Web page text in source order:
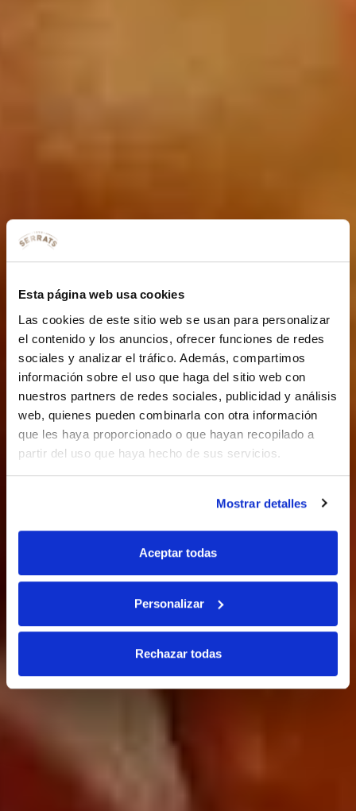
Esta página web usa cookies
Las cookies de este sitio web se usan para personalizar
el contenido y los anuncios, ofrecer funciones de redes
sociales y analizar el tráfico. Además, compartimos
información sobre el uso que haga del sitio web con
nuestros partners de redes sociales, publicidad y análisis
web, quienes pueden combinarla con otra información
que les haya proporcionado o que hayan recopilado a
partir del uso que haya hecho de sus servicios.
Mostrar detalles
Aceptar todas
Personalizar
Rechazar todas